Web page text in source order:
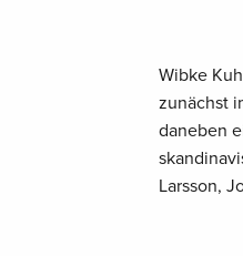
Wibke
zunächst
daneben
Larsson,